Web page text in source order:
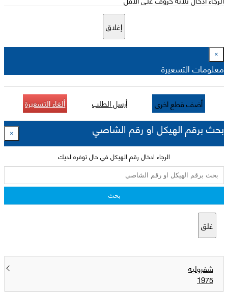
إغلاق
×
معلومات التسعيرة
أضف قطع اخرى أرسل الطلب ألغاء التسعيرة
بحث برقم الهيكل او رقم الشاصي ×
الرجاء ادخال رقم الهيكل في حال توفره لديك
بحث
غلق
شفروليه
1975